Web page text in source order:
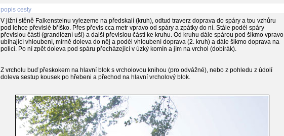
popis cesty
V jižní stěně Falkensteinu vylezeme na předskalí (kruh), odtud traverz doprava do spáry a tou vzhůru
pod lehce převislé bříško. Přes převis cca metr vpravo od spáry a zpátky do ní. Stále podél spáry
převislou částí (grandiózní uši) a další převislou částí ke kruhu. Od kruhu dále spárou pod šikmo vpravo
ubíhající vhloubení, mírně doleva do něj a podél vhloubení doprava (2. kruh) a dále šikmo doprava na
polici. Po ní zpět doleva pod spáru přecházející v úzký komín a jím na vrchol (dobírák).
Z vrcholu buď přeskokem na hlavní blok s vrcholovou knihou (pro odvážné), nebo z pohledu z údolí
doleva sestup kousek po hřebeni a přechod na hlavní vrcholový blok.